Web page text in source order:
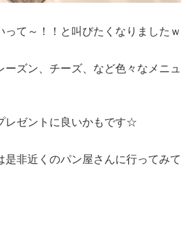
って～！！と叫びたくなりましたｗ
ーズン、チーズ、など色々なメニュ
レゼントに良いかもです☆
是非近くのパン屋さんに行ってみて